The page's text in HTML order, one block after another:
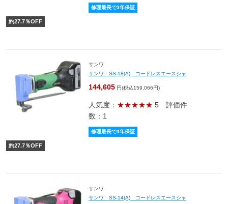
修理最長で3年保証
約27.7％OFF
サンワ
サンワ SS-18(A) コードレスエースシャ
144,605 円(税込159,066円)
人気度： ★★★★★ 5 評価件
数：1
修理最長で3年保証
約27.7％OFF
サンワ
サンワ SS-14(A) コードレスエースシャ